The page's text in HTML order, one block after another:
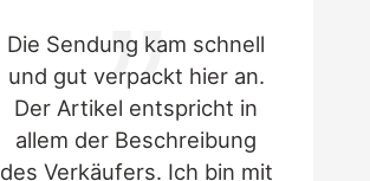
Die Sendung kam schnell
und gut verpackt hier an.
Der Artikel entspricht in
allem der Beschreibung
des Verkäufers. Ich bin mit